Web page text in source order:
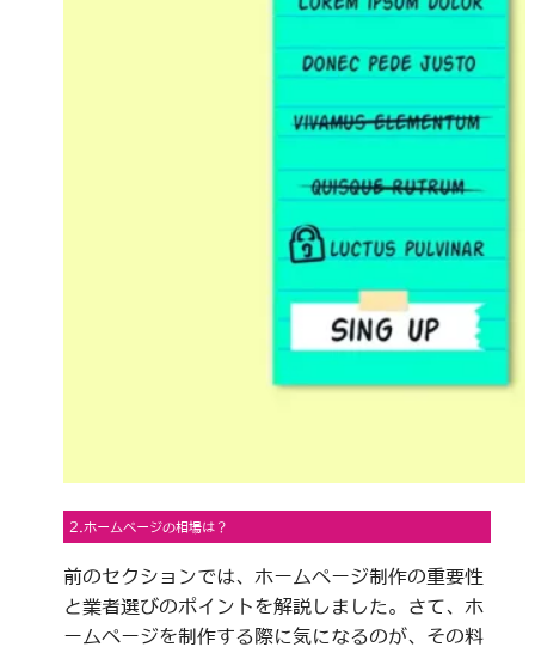
2.ホームページの相場は？
前のセクションでは、ホームページ制作の重要性
と業者選びのポイントを解説しました。さて、ホ
ームページを制作する際に気になるのが、その料